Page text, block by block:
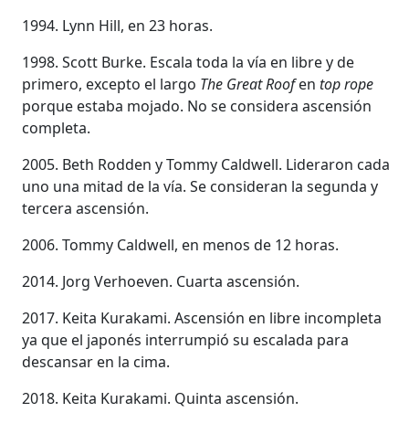
1994. Lynn Hill, en 23 horas.
1998. Scott Burke. Escala toda la vía en libre y de
primero, excepto el largo The Great Roofen top rope
porque estaba mojado. No se considera ascensión
completa.
2005. Beth Rodden y Tommy Caldwell. Lideraron cada
uno una mitad de la vía. Se consideran la segunda y
tercera ascensión.
2006. Tommy Caldwell, en menos de 12 horas.
2014. Jorg Verhoeven. Cuarta ascensión.
2017. Keita Kurakami. Ascensión en libre incompleta
ya que el japonés interrumpió su escalada para
descansar en la cima.
2018. Keita Kurakami. Quinta ascensión.